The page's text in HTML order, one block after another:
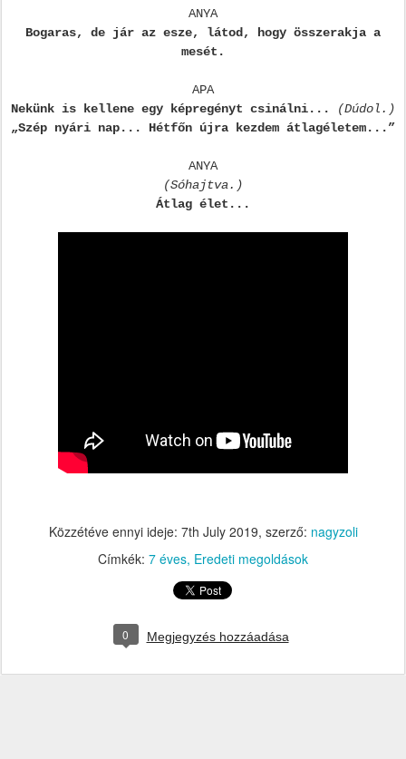
ANYA
Bogaras, de jár az esze, látod, hogy összerakja a
mesét.
APA
Nekünk is kellene egy képregényt csinálni...
(Dúdol.)
„Szép nyári nap... Hétfőn újra kezdem átlagéletem...”
ANYA
(Sóhajtva.)
Átlag élet...
Közzétéve ennyi ideje: 7th July 2019, szerző: nagyzoli
Címkék: 7 éves Eredeti megoldások
0 Megjegyzés hozzáadása